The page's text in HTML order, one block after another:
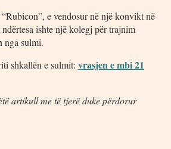
e vendosur në një konvikt në
ishte një kolegj për trajnim
nga sulmi.
shkallën e sulmit: vrasjen e mbi 21
artikull me të tjerë duke përdorur